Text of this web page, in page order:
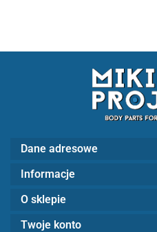
Dane adresowe
Informacje
O sklepie
Twoje konto